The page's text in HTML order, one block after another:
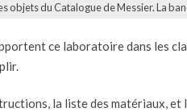
objets du Catalogue de Messier. La
ce laboratoire dans les
la liste des matériaux,